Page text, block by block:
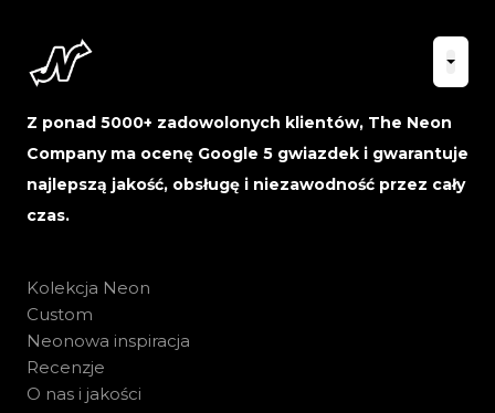
Z ponad 5000+ zadowolonych klientów, The Neon
Company ma ocenę Google 5 gwiazdek i gwarantuje
najlepszą jakość, obsługę i niezawodność przez cały
czas.
Kolekcja Neon
Custom
Neonowa inspiracja
Recenzje
O nas i jakości